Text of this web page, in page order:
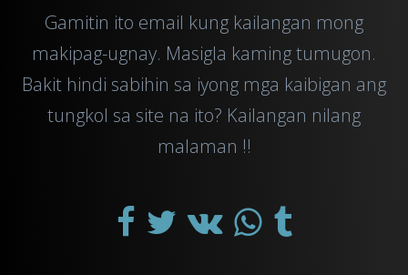
Gamitin ito email kung kailangan mong
makipag-ugnay. Masigla kaming tumugon.
Bakit hindi sabihin sa iyong mga kaibigan ang
tungkol sa site na ito? Kailangan nilang
malaman !!